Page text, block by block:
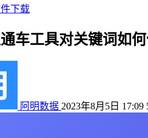
下载
车工具对关键词如何
阿明数据 2023年8月5日 17:09